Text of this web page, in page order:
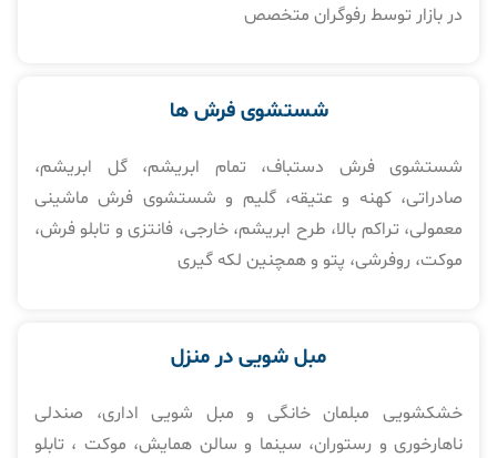
در بازار توسط رفوگران متخصص
شستشوی فرش ها​
شستشوی فرش دستباف، تمام ابریشم، گل ابریشم،
صادراتی، کهنه و عتیقه، گلیم و شستشوی فرش ماشینی
معمولی، تراکم بالا، طرح ابریشم، خارجی، فانتزی و تابلو فرش،
موکت، روفرشی، پتو و همچنین لکه گیری
مبل شویی در منزل​
خشکشویی مبلمان خانگی و مبل شویی اداری، صندلی
ناهارخوری و رستوران، سینما و سالن همایش، موکت ، تابلو